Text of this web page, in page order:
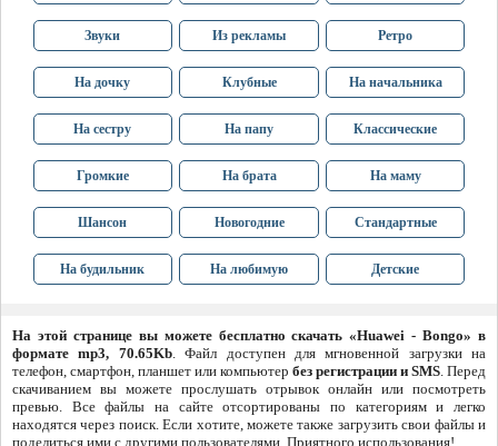
Звуки Из рекламы Ретро
На дочку Клубные На начальника
На сестру На папу Классические
Громкие На брата На маму
Шансон Новогодние Стандартные
На будильник На любимую Детские
На этой странице вы можете бесплатно скачать «Huawei - Bongo» в
формате mp3, 70.65Kb. Файл доступен для мгновенной загрузки на
телефон, смартфон, планшет или компьютер без регистрации и SMS. Перед
скачиванием вы можете прослушать отрывок онлайн или посмотреть
превью. Все файлы на сайте отсортированы по категориям и легко
находятся через поиск. Если хотите, можете также загрузить свои файлы и
поделиться ими с другими пользователями. Приятного использования!